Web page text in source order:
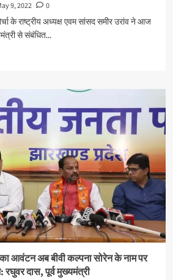
9, 2022
0
के राष्ट्रीय अध्यक्ष एवम सांसद समीर उरांव ने आज
से संबंधित...
आवंटन अब बीवी कल्पना सोरेन के नाम पर
दास, पूर्व मुख्यमंत्री